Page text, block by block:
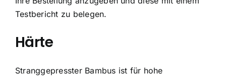
Testbericht zu belegen.
Härte
Stranggepresster Bambus ist für hohe